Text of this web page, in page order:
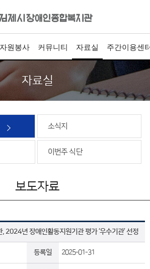
원봉사 커뮤니티 자료실 주간이용센
자료실
소식지
이번주 식단
보도자료
2024년 장애인활동지원기관 평가 ‘우수기관’ 선정
등록일 2025-01-31